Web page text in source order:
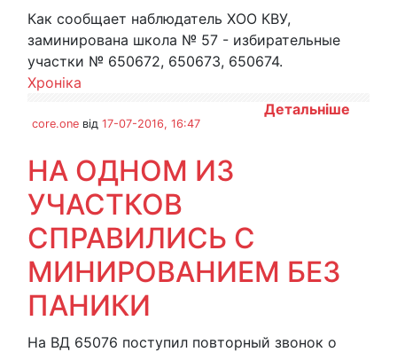
Как сообщает наблюдатель ХОО КВУ,
заминирована школа № 57 - избирательные
участки № 650672, 650673, 650674.
Хроніка
Детальніше
core.one від 17-07-2016, 16:47
НА ОДНОМ ИЗ
УЧАСТКОВ
СПРАВИЛИСЬ С
МИНИРОВАНИЕМ БЕЗ
ПАНИКИ
На ВД 65076 поступил повторный звонок о